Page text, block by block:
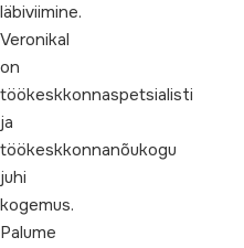
läbiviimine.
Veronikal
on
töökeskkonnaspetsialisti
ja
töökeskkonnanõukogu
juhi
kogemus.
Palume